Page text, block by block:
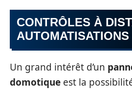
CONTRÔLES À
AUTOMATISATIONS
Un grand intérêt d’un
domotique est la